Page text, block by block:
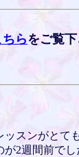
ちらをご覧下
スンがと
2週間前で